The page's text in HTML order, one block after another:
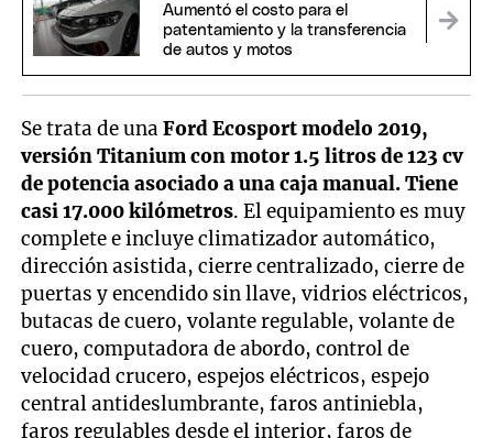
Aumentó el costo para el
patentamiento y la transferencia
de autos y motos
Se trata de unaFord Ecosport modelo 2019,
versión Titanium con motor 1.5 litros de 123 cv
de potencia asociado a una caja manual. Tiene
casi 17.000 kilómetros. El equipamiento es muy
complete e incluye climatizador automático,
dirección asistida, cierre centralizado, cierre de
puertas y encendido sin llave, vidrios eléctricos,
butacas de cuero, volante regulable, volante de
cuero, computadora de abordo, control de
velocidad crucero, espejos eléctricos, espejo
central antideslumbrante, faros antiniebla,
faros regulables desde el interior, faros de